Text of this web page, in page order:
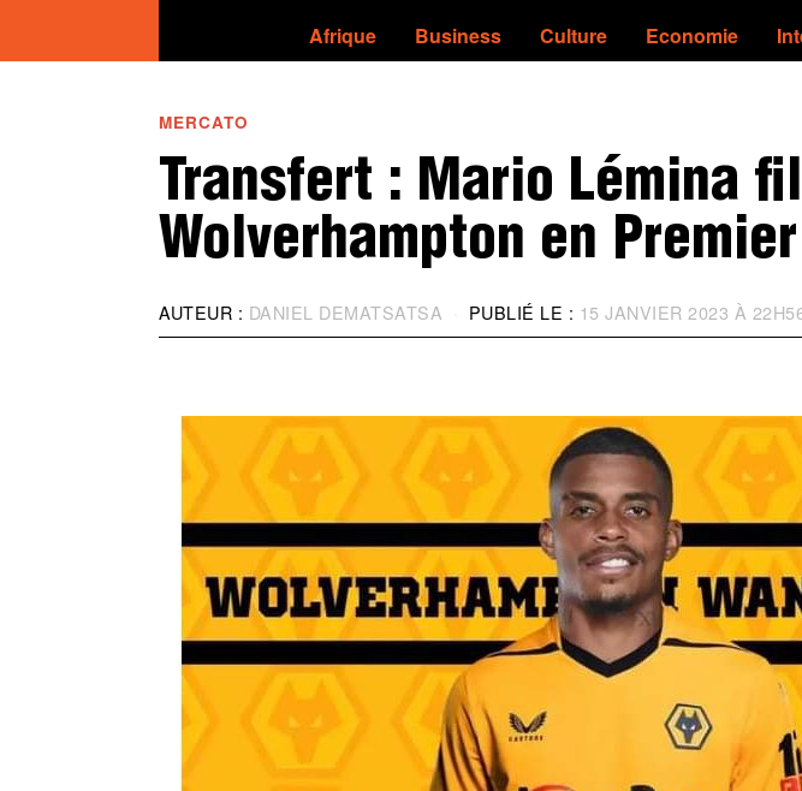
Afrique Business Culture Economie
MERCATO
Transfert : Mario Lémina
Wolverhampton en
AUTEUR : DANIEL DEMATSATSA PUBLIÉ LE : 15 JANVIER 2023 À